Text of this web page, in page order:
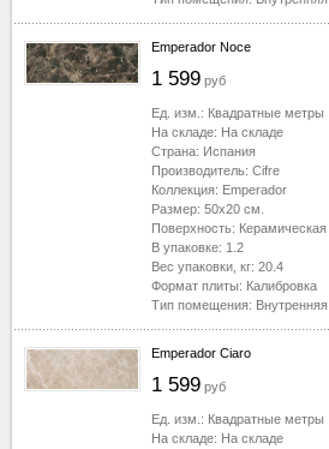
Emperador Noce
1 599 руб
Ед. изм.: Квадратные метры
На складе: На складе
Страна: Испания
Производитель: Cifre
Коллекция: Emperador
Размер: 50x20 см.
Поверхность: Керамическая
В упаковке: 1.2
Вес упаковки, кг: 20.4
Формат плиты: Калибровка
Тип помещения:
Emperador Ciaro
1 599 руб
Ед. изм.: Квадратные метры
На складе: На складе